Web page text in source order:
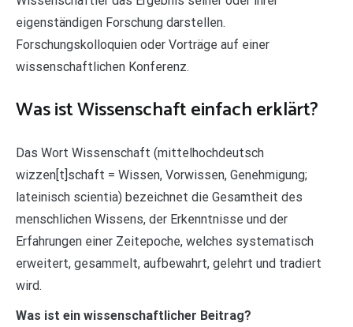
eigenständigen Forschung darstellen.
Forschungskolloquien oder Vorträge auf einer
wissenschaftlichen Konferenz.
Was ist Wissenschaft einfach erklärt?
Das Wort Wissenschaft (mittelhochdeutsch
wizzen[t]schaft = Wissen, Vorwissen, Genehmigung;
lateinisch scientia) bezeichnet die Gesamtheit des
menschlichen Wissens, der Erkenntnisse und der
Erfahrungen einer Zeitepoche, welches systematisch
erweitert, gesammelt, aufbewahrt, gelehrt und tradiert
wird.
Was ist ein wissenschaftlicher Beitrag?